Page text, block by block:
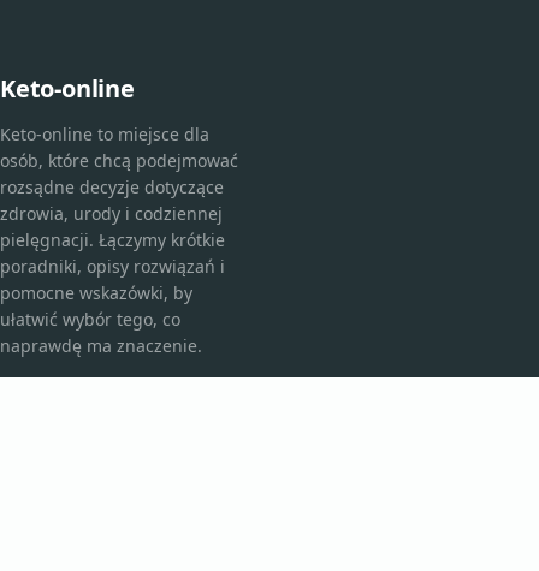
Keto-online
Keto-online to miejsce dla
osób, które chcą podejmować
rozsądne decyzje dotyczące
zdrowia, urody i codziennej
pielęgnacji. Łączymy krótkie
poradniki, opisy rozwiązań i
pomocne wskazówki, by
ułatwić wybór tego, co
naprawdę ma znaczenie.